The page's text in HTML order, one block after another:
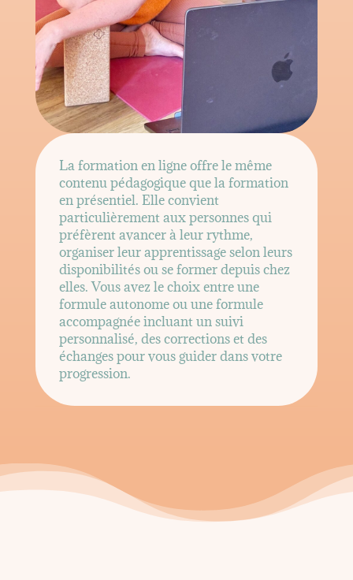
La formation en ligne offre le même
contenu pédagogique que la formation
en présentiel. Elle convient
particulièrement aux personnes qui
préfèrent avancer à leur rythme,
organiser leur apprentissage selon leurs
disponibilités ou se former depuis chez
elles. Vous avez le choix entre une
formule autonome ou une formule
accompagnée incluant un suivi
personnalisé, des corrections et des
échanges pour vous guider dans votre
progression.